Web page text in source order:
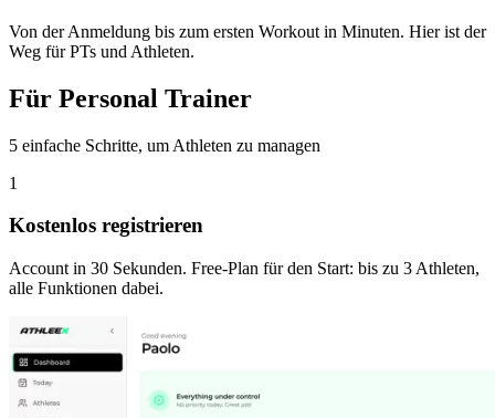
Von der Anmeldung bis zum ersten Workout in Minuten. Hier ist der
Weg für PTs und Athleten.
Für Personal Trainer
5 einfache Schritte, um Athleten zu managen
1
Kostenlos registrieren
Account in 30 Sekunden. Free-Plan für den Start: bis zu 3 Athleten,
alle Funktionen dabei.